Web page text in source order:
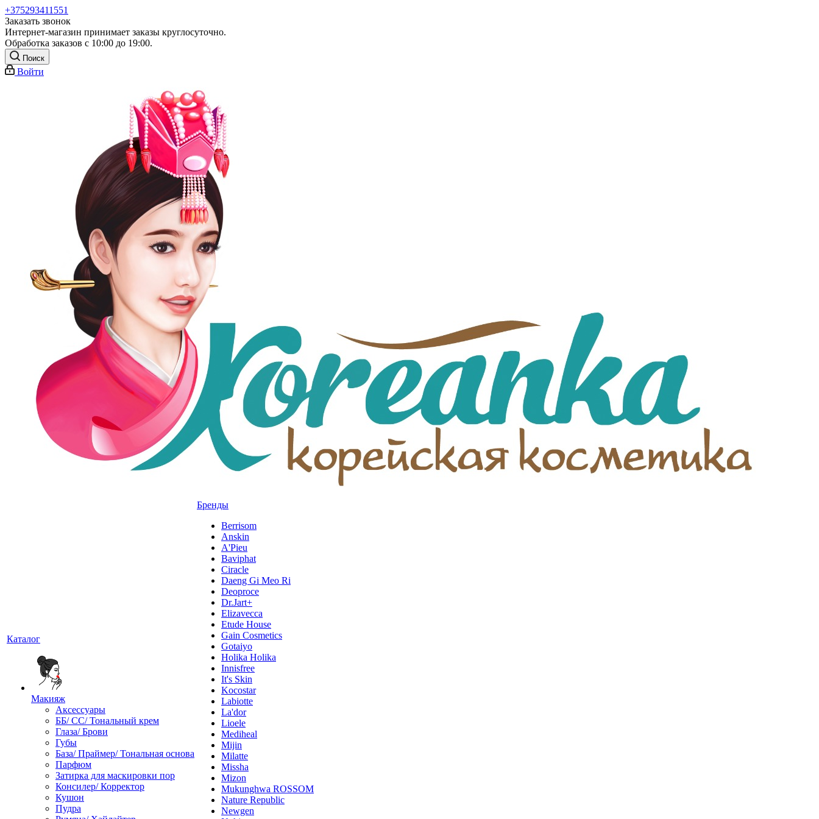
+375293411551
Заказать звонок
Интернет-магазин принимает заказы круглосуточно.
Обработка заказов с 10:00 до 19:00.
Поиск
Войти
Каталог
Макияж
Аксессуары
ББ/ СС/ Тональный крем
Глаза/ Брови
Губы
База/ Праймер/ Тональная основа
Парфюм
Затирка для маскировки пор
Консилер/ Корректор
Кушон
Пудра
Бренды
Berrisom
Anskin
A'Pieu
Baviphat
Ciracle
Daeng Gi Meo Ri
Deoproce
Dr.Jart+
Elizavecca
Etude House
Gain Cosmetics
Gotaiyo
Holika Holika
Innisfree
It's Skin
Kocostar
Labiotte
La'dor
Lioele
Mediheal
Mijin
Milatte
Missha
Mizon
Mukunghwa ROSSOM
Nature Republic
Newgen